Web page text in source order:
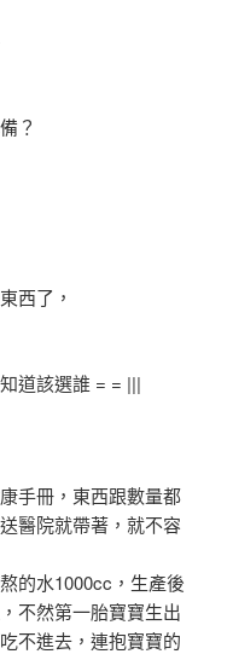
？
西了，
道該選誰 = = |||
手冊，東西跟數量都
醫院就帶著，就不容
的水1000cc，生產後
不然第一胎寶寶生出
不進去，連抱寶寶的